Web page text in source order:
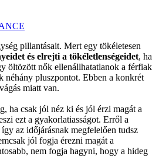
pillantásait. Mert egy tökéletesen
és elrejti a tökéletlenségeidet, ha
öltözött nők ellenállhatatlanok a férfiak
néhány pluszpontot. Ebben a konkrét
vágás miatt van.
ha csak jól néz ki és jól érzi magát a
ezt a gyakorlatiasságot. Erről a
az időjárásnak megfelelően tudsz
jól fogja érezni magát a
nem fogja hagyni, hogy a hideg